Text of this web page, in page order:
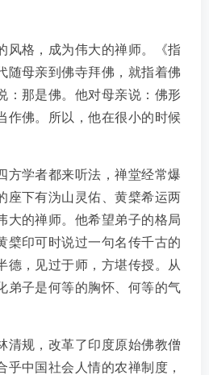
风格，成为伟大的禅师。《指
随母亲到佛寺拜佛，就指着佛
：那是佛。他对母亲说：佛形
作佛。所以，他在很小的时候
方学者都来听法，禅堂经常爆
座下有沩山灵佑、黄檗希运两
大的禅师。他希望弟子的格局
檗印可时说过一句名传千古的
德，见过于师，方堪传授。从
弟子是何等的胸怀、何等的气
清规，改革了印度原始佛教僧
乎中国社会人情的农禅制度，